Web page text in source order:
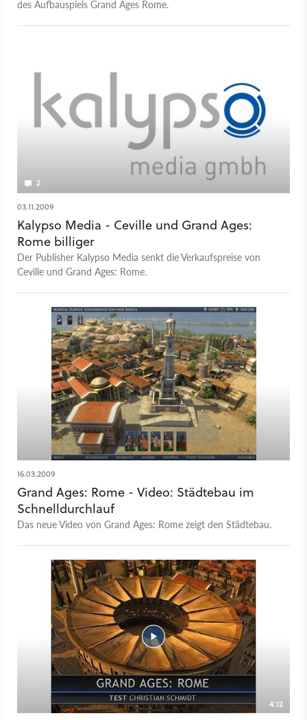
des Aufbauspiels Grand Ages Rome.
2
03.11.2009
Kalypso Media - Ceville und Grand Ages:
Rome billiger
Der Publisher Kalypso Media senkt die Verkaufspreise von
Ceville und Grand Ages: Rome.
16.03.2009
Grand Ages: Rome - Video: Städtebau im
Schnelldurchlauf
Das neue Video von Grand Ages: Rome zeigt den Städtebau.
4:12